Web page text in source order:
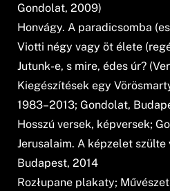
Gondolat, 2009)
Honvágy. A paradicsomba
Viotti négy vagy öt élete
Jutunk-e, s mire, édes úr?
Kiegészítések egy
1983–2013; Gondolat,
Hosszú versek, képversek;
Jerusalaim. A képzelet szülte
Budapest, 2014
Rozłupane plakaty;